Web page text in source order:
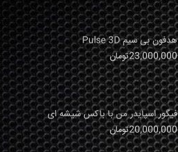
هدفون بی سیم Pulse 3D
23,000,000تومان
فیگور اسپایدر من با باکس شیشه ای
20,000,000تومان